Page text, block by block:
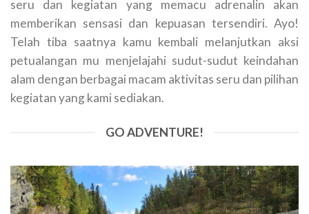
seru dan kegiatan yang memacu adrenalin akan
memberikan sensasi dan kepuasan tersendiri. Ayo!
Telah tiba saatnya kamu kembali melanjutkan aksi
petualangan mu menjelajahi sudut-sudut keindahan
alam dengan berbagai macam aktivitas seru dan pilihan
kegiatan yang kami sediakan.
GO ADVENTURE!